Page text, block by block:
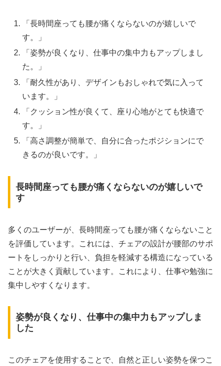
「長時間座っても腰が痛くならないのが嬉しいで
す。」
「姿勢が良くなり、仕事中の集中力もアップしまし
た。」
「耐久性があり、デザインもおしゃれで気に入って
います。」
「クッション性が良くて、座り心地がとても快適で
す。」
「高さ調整が簡単で、自分に合ったポジションにで
きるのが良いです。」
長時間座っても腰が痛くならないのが嬉しいで
す
多くのユーザーが、長時間座っても腰が痛くならないこと
を評価しています。これには、チェアの設計が腰部のサポ
ートをしっかりと行い、負担を軽減する構造になっている
ことが大きく貢献しています。これにより、仕事や勉強に
集中しやすくなります。
姿勢が良くなり、仕事中の集中力もアップしま
した
このチェアを使用することで、自然と正しい姿勢を保つこ